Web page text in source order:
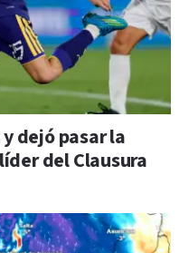
dejó pasar la
del Clausura